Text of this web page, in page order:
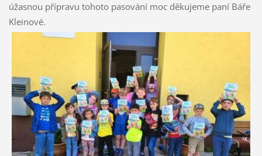
úžasnou přípravu tohoto pasování moc děkujeme paní Báře
Kleinové.